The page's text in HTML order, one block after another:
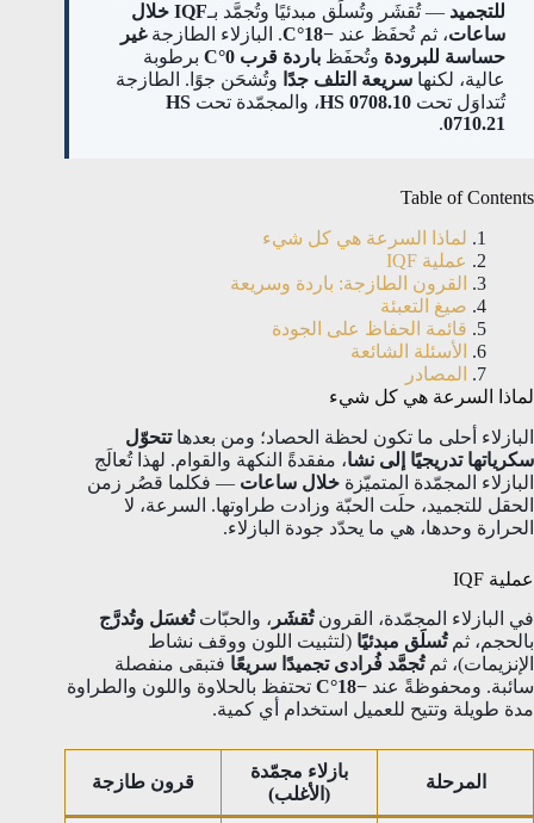
للتجميد — تُقشَر وتُسلَق مبدئيًا وتُجمَّد بـ
IQF خلال
ساعات، ثم تُحفَظ عند −18°C . البازلاء الطازجةغير
حساسة للبرودة وتُحفَظ باردة قرب 0°C
برطوبة
عالية، لكنها سريعة التلف جدًا وتُشحَن جوًا. الطازجة
تُتداوَل تحت HS 0708.10، والمجمّدة تحت HS
0710.21
.
Table of Contents
لماذا السرعة هي كل شيء
عملية IQF
القرون الطازجة: باردة وسريعة
صيغ التعبئة
قائمة الحفاظ على الجودة
الأسئلة الشائعة
المصادر
لماذا السرعة هي كل شيء
البازلاء أحلى ما تكون لحظة الحصاد؛ ومن بعدهاتتحوّل
سكرياتها تدريجيًا إلى نشا، مفقدةً النكهة والقوام. لهذا تُعالَج
البازلاء المجمّدة المتميّزة خلال ساعات — فكلما قصُر زمن
الحقل للتجميد، حلَت الحبّة وزادت طراوتها. السرعة، لا
الحرارة وحدها، هي ما يحدّد جودة البازلاء.
عملية IQF
في البازلاء المجمّدة، القرونتُقشَر ، والحبّاتتُغسَل وتُدرَّج
بالحجم، ثمتُسلَق مبدئيًا (لتثبيت اللون ووقف نشاط
الإنزيمات)، ثمتُجمَّد فُرادى تجميدًا سريعًا فتبقى منفصلة
سائبة. ومحفوظةً عند −18°C
تحتفظ بالحلاوة واللون والطراوة
مدة طويلة وتتيح للعميل استخدام أي كمية.
المرحلة
بازلاء مجمّدة
(الأغلب)
قرون طازجة